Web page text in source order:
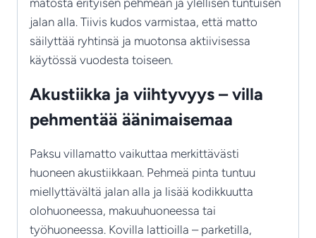
matosta erityisen pehmeän ja ylellisen tuntuisen
jalan alla. Tiivis kudos varmistaa, että matto
säilyttää ryhtinsä ja muotonsa aktiivisessa
käytössä vuodesta toiseen.
Akustiikka ja viihtyvyys – villa
pehmentää äänimaisemaa
Paksu villamatto vaikuttaa merkittävästi
huoneen akustiikkaan. Pehmeä pinta tuntuu
miellyttävältä jalan alla ja lisää kodikkuutta
olohuoneessa, makuuhuoneessa tai
työhuoneessa. Kovilla lattioilla – parketilla,